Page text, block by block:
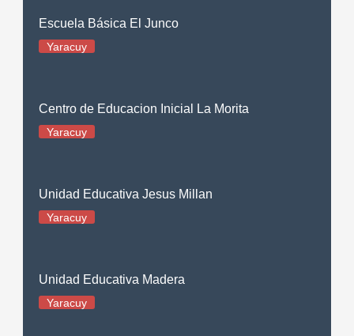
Escuela Básica El Junco
Yaracuy
Centro de Educacion Inicial La Morita
Yaracuy
Unidad Educativa Jesus Millan
Yaracuy
Unidad Educativa Madera
Yaracuy